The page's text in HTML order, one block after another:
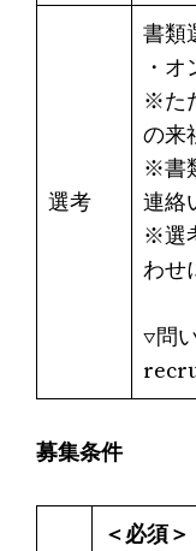
選考
書類
・
※た
の来
※書
連絡
※選
わせ
▽問
募集条件
＜必須＞